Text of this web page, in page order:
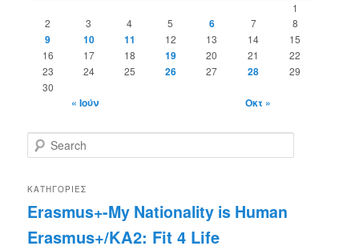
1
2
3 4 5 6 7 8
9 10 11 12 13 14
15
16
17 18 19 20 21
22
23
24 25 26 27 28
29
30
« Ιούν Οκτ »
e
r
h
ΚΑΤΗΓΟΡΊΕΣ
Erasmus+-My Nationality is Human
Erasmus+/KA2: Fit 4 Life